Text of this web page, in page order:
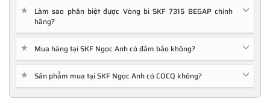
★
Làm sao phân biệt được Vòng bi SKF 7315 BEGAP chính
hãng?
★ Mua hàng tại SKF Ngọc Anh có đảm bảo không?
★ Sản phẩm mua tại SKF Ngọc Anh có COCQ không?